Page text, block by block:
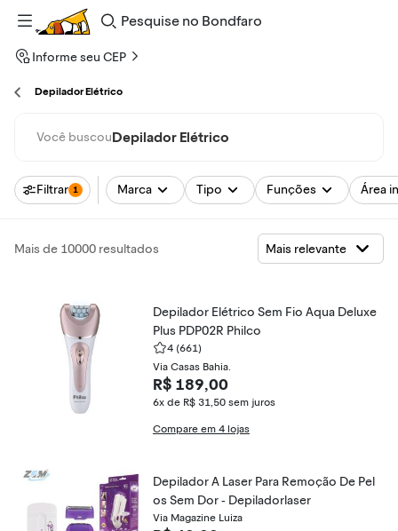
Pesquise
Bondfaro
Informe seu CEP
Depilador Elétrico
Você buscouDepilador Elétrico
Filtrar 1 Marca Tipo Funções Área
Mais de 10000 resultados
Depilador Elétrico Sem Fio Aqua Deluxe
Plus PDP02R Philco
4 (661)
Via Casas Bahia.
R$ 189,00
6x de R$ 31,50 sem juros
Compare em 4 lojas
Depilador A Laser Para Remoção De Pel
os Sem Dor - Depiladorlaser
Via Magazine Luiza